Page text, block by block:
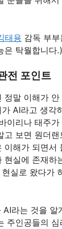
태용 감독 부
은 탁월합니다.)
전 포인트
정말 이해가
AI라고 생각
이리나 태주
고 보면 원더
이해가 되면서
현실에 존재하
실로 왔다가
AI라는 것을 알
주인공들의 심